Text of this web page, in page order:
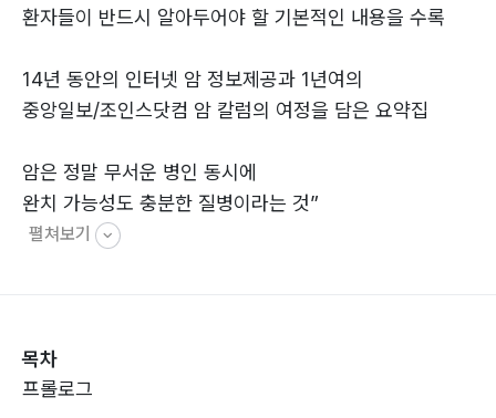
환자들이 반드시 알아두어야 할 기본적인 내용을 수록
14년 동안의 인터넷 암 정보제공과 1년여의
중앙일보/조인스닷컴 암 칼럼의 여정을 담은 요약집
암은 정말 무서운 병인 동시에
완치 가능성도 충분한 질병이라는 것”
펼쳐보기
목차
프롤로그